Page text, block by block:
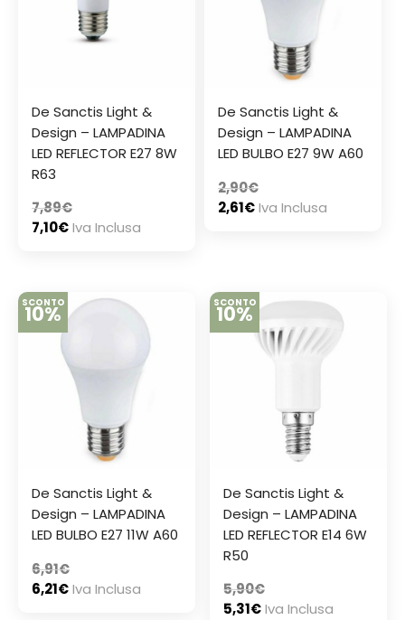
De Sanctis Light &
Design – LAMPADINA
LED REFLECTOR E27 8W
R63
7,89€
7,10€Iva Inclusa
De Sanctis Light &
Design – LAMPADINA
LED BULBO E27 9W A60
2,90€
2,61€Iva Inclusa
SCONTO
10%
De Sanctis Light &
Design – LAMPADINA
LED BULBO E27 11W A60
6,91€
6,21€Iva Inclusa
SCONTO
10%
De Sanctis Light &
Design – LAMPADINA
LED REFLECTOR E14 6W
R50
5,90€
5,31€Iva Inclusa